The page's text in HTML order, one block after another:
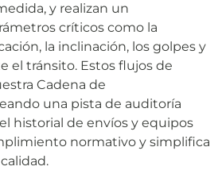
y realizan un
críticos como la
la inclinación, los golpes y
el tránsito. Estos flujos de
Cadena de
una pista de auditoría
historial de envíos y equipos
normativo y simplifica